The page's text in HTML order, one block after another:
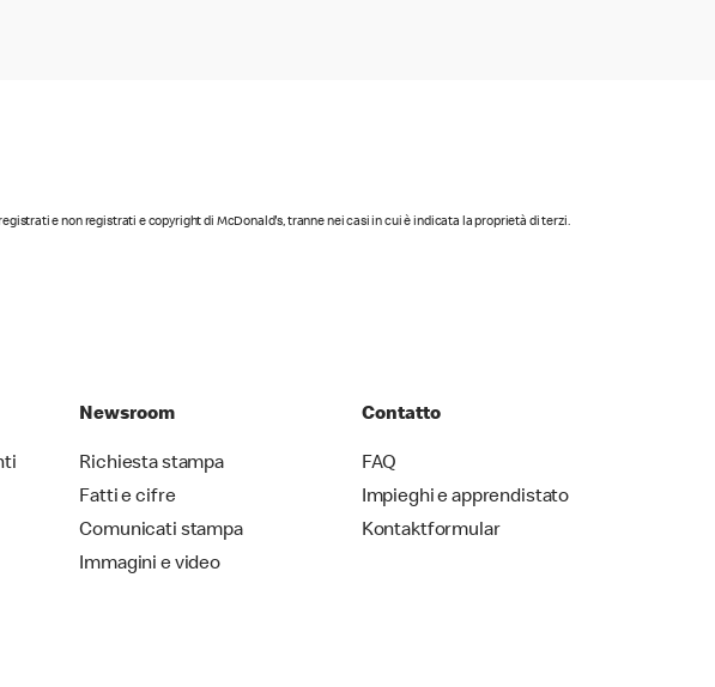
e non registrati e copyright di McDonald's, tranne nei casi in cui è indicata la proprietà di terzi.
Newsroom
Richiesta stampa
Fatti e cifre
Comunicati stampa
Immagini e video
Contatto
FAQ
Impieghi e apprendistato
Kontaktformular